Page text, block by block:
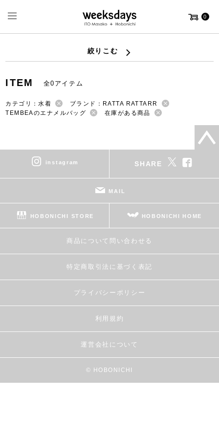
0
絞りこむ
ITEM 全0アイテム
カテゴリ：水着
ブランド：RATTA RATTARR
TEMBEAのエナメルバッグ
在庫がある商品
instagram SHARE
MAIL
HOBONICHI STORE HOBONICHI HOME
商品について問い合わせる
特定商取引法に基づく表記
プライバシーポリシー
利用規約
運営会社について
© HOBONICHI